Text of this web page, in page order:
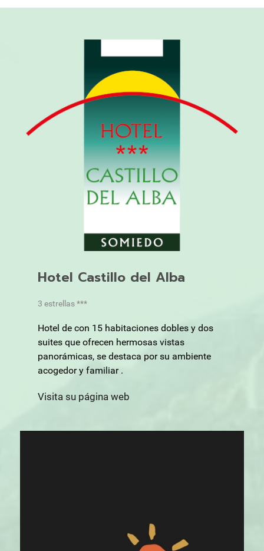
Hotel Castillo del Alba
3 estrellas ***
Hotel de con 15 habitaciones dobles y dos
suites que ofrecen hermosas vistas
panorámicas, se destaca por su ambiente
acogedor y familiar .
Visita su página web